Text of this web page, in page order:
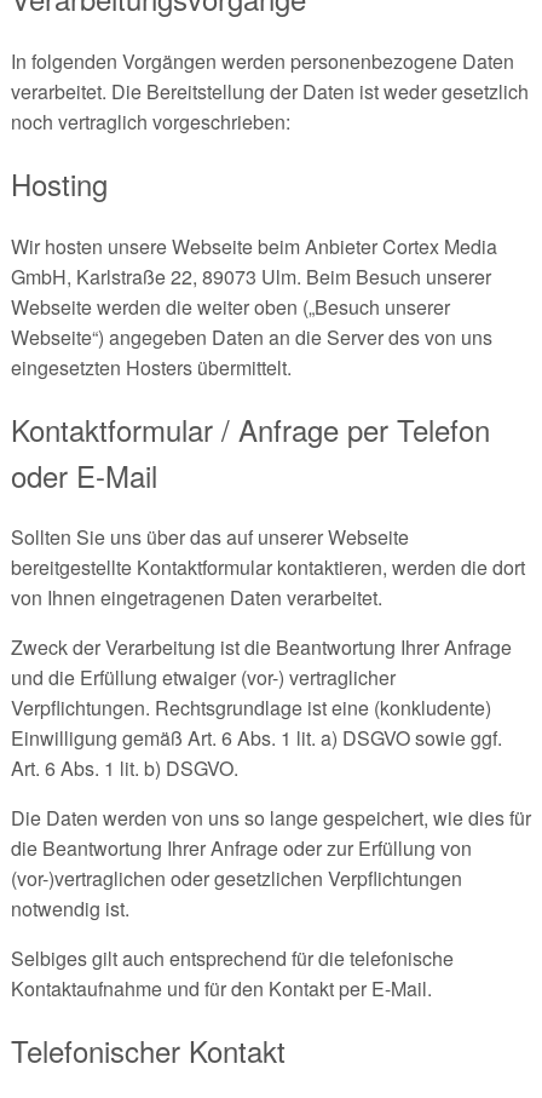
In folgenden Vorgängen werden personenbezogene Daten
verarbeitet. Die Bereitstellung der Daten ist weder gesetzlich
noch vertraglich vorgeschrieben:
Hosting
Wir hosten unsere Webseite beim Anbieter Cortex Media
GmbH, Karlstraße 22, 89073 Ulm. Beim Besuch unserer
Webseite werden die weiter oben („Besuch unserer
Webseite“) angegeben Daten an die Server des von uns
eingesetzten Hosters übermittelt.
Kontaktformular / Anfrage per Telefon
oder E-Mail
Sollten Sie uns über das auf unserer Webseite
bereitgestellte Kontaktformular kontaktieren, werden die dort
von Ihnen eingetragenen Daten verarbeitet.
Zweck der Verarbeitung ist die Beantwortung Ihrer Anfrage
und die Erfüllung etwaiger (vor-) vertraglicher
Verpflichtungen. Rechtsgrundlage ist eine (konkludente)
Einwilligung gemäß Art. 6 Abs. 1 lit. a) DSGVO sowie ggf.
Art. 6 Abs. 1 lit. b) DSGVO.
Die Daten werden von uns so lange gespeichert, wie dies für
die Beantwortung Ihrer Anfrage oder zur Erfüllung von
(vor-)vertraglichen oder gesetzlichen Verpflichtungen
notwendig ist.
Selbiges gilt auch entsprechend für die telefonische
Kontaktaufnahme und für den Kontakt per E-Mail.
Telefonischer Kontakt